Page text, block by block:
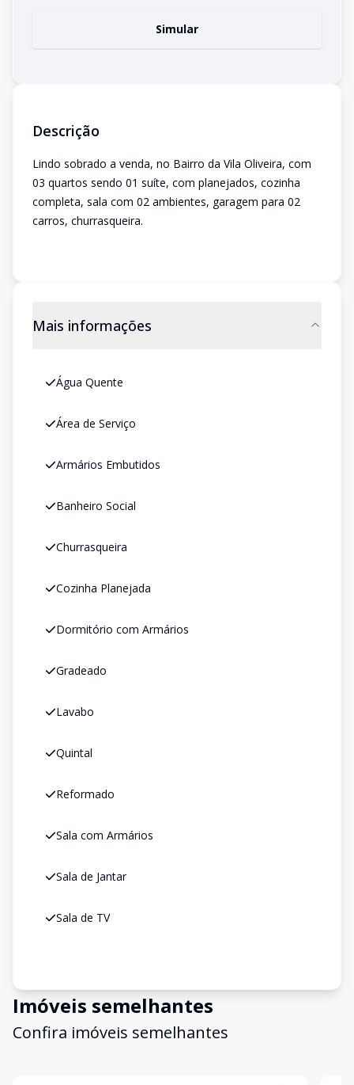
Simular
Descrição
Lindo sobrado a venda, no Bairro da Vila Oliveira, com
03 quartos sendo 01 suíte, com planejados, cozinha
completa, sala com 02 ambientes, garagem para 02
carros, churrasqueira.
Mais informações
Água Quente
Área de Serviço
Armários Embutidos
Banheiro Social
Churrasqueira
Cozinha Planejada
Dormitório com Armários
Gradeado
Lavabo
Quintal
Reformado
Sala com Armários
Sala de Jantar
Sala de TV
Imóveis semelhantes
Confira imóveis semelhantes